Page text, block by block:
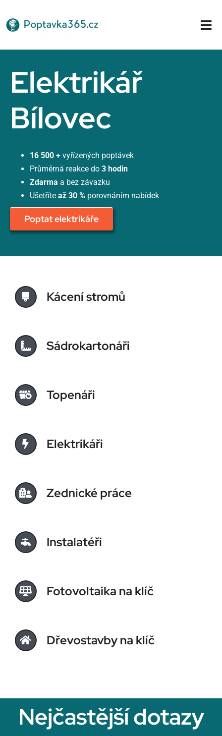
na
obsah
Elektrikář
Bílovec
16 500 + vyřízených poptávek
Průměrná reakce do 3 hodin
Zdarma a bez závazku
Ušetříte až 30 %porovnáním nabídek
Poptat elektrikáře
Kácení stromů
Sádrokartonáři
Topenáři
Elektrikáři
Zednické práce
Instalatéři
Fotovoltaika na klíč
Dřevostavby na klíč
Nejčastější dotazy